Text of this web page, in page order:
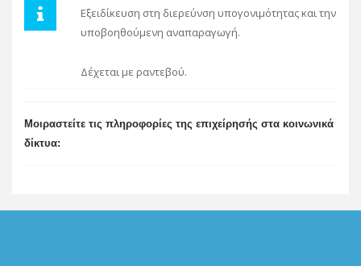
Εξειδίκευση στη διερεύνση υπογονιμότητας και την
υποβοηθούμενη αναπαραγωγή.
Δέχεται με ραντεβού.
Μοιραστείτε τις πληροφορίες της επιχείρησής στα κοινωνικά
δίκτυα: